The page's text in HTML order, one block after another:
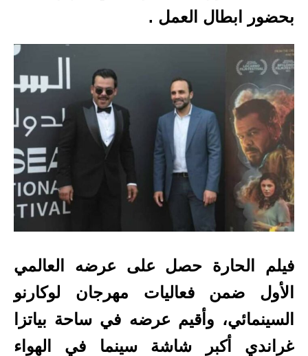
بحضور ابطال العمل .
فيلم الحارة حصل على عرضه العالمي
الأول ضمن فعاليات مهرجان لوكارنو
السينمائي، وأقيم عرضه في ساحة بياتزا
غراندي أكبر شاشة سينما في الهواء